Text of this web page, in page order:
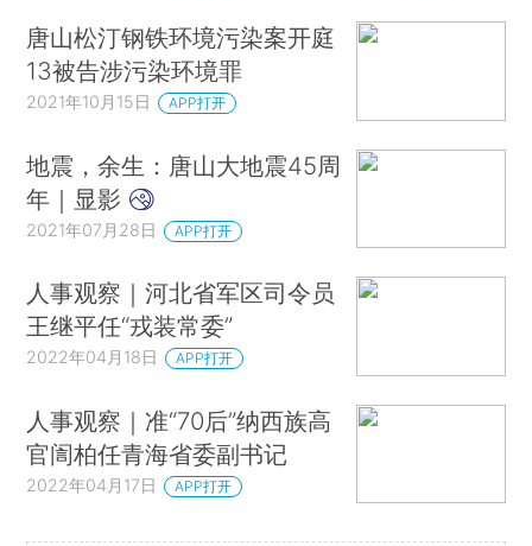
唐山松汀钢铁环境污染案开庭
13被告涉污染环境罪
2021年10月15日 APP打开
地震，余生：唐山大地震45周
年｜显影
2021年07月28日 APP打开
人事观察｜河北省军区司令员
王继平任“戎装常委”
2022年04月18日 APP打开
人事观察｜准“70后”纳西族高
官訚柏任青海省委副书记
2022年04月17日 APP打开